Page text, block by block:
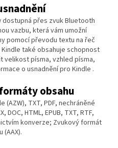
přes zvuk Bluetooth
vazbu, která vám umožní
pomocí převodu textu na řeč
také obsahuje schopnost
písma, vzhled písma,
o usnadnění pro Kindle .
obsahu
(AZW), TXT, PDF, nechráněné
DOC, HTML, EPUB, TXT, RTF,
konverze; Zvukový formát
(AAX).